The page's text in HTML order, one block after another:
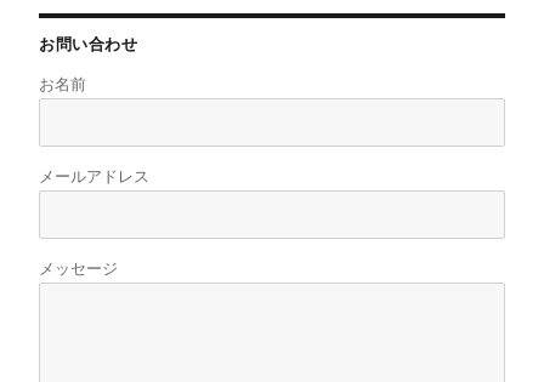
お問い合わせ
お名前
メールアドレス
メッセージ